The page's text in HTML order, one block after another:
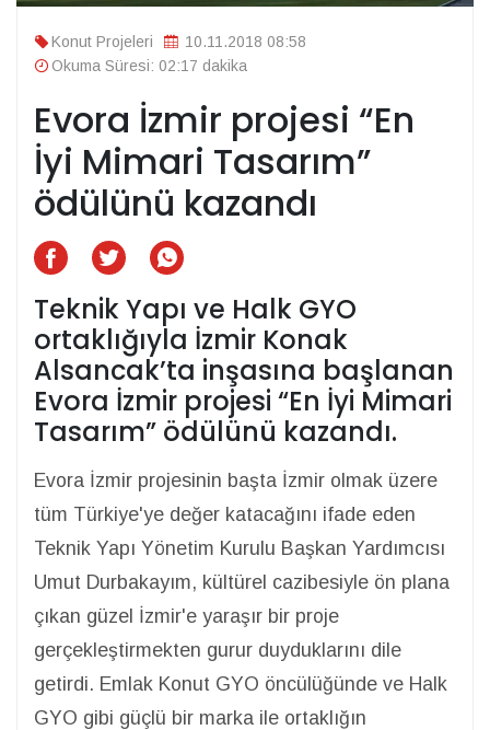
Konut Projeleri
10.11.2018 08:58
Okuma Süresi: 02:17 dakika
Evora İzmir projesi “En
İyi Mimari Tasarım”
ödülünü kazandı
Teknik Yapı ve Halk GYO
ortaklığıyla İzmir Konak
Alsancak’ta inşasına başlanan
Evora İzmir projesi “En İyi Mimari
Tasarım” ödülünü kazandı.
Evora İzmir projesinin başta İzmir olmak üzere
tüm Türkiye'ye değer katacağını ifade eden
Teknik Yapı Yönetim Kurulu Başkan Yardımcısı
Umut Durbakayım, kültürel cazibesiyle ön plana
çıkan güzel İzmir'e yaraşır bir proje
gerçekleştirmekten gurur duyduklarını dile
getirdi. Emlak Konut GYO öncülüğünde ve Halk
GYO gibi güçlü bir marka ile ortaklığın